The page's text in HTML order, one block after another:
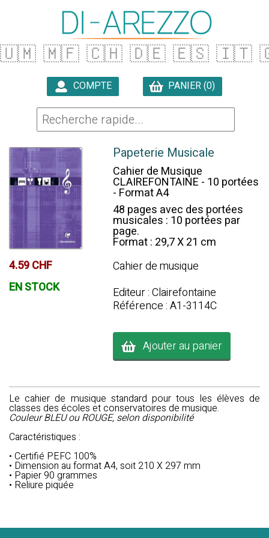
🇺🇲 🇲🇫 🇨🇭 🇩🇪 🇪🇸 🇮🇹
COMPTE PANIER (0)
4.59 CHF
EN STOCK
Papeterie Musicale
Cahier de Musique
CLAIREFONTAINE - 10 portées
- Format A4
48 pages avec des portées
musicales : 10 portées par
page.
Format : 29,7 X 21 cm
Cahier de musique
Editeur : Clairefontaine
Référence : A1-3114C
Ajouter au panier
Le cahier de musique standard pour tous les élèves de
classes des écoles et conservatoires de musique.
Couleur BLEU ou ROUGE, selon disponibilité
Caractéristiques :
• Certifié PEFC 100%
• Dimension au format A4, soit 210 X 297 mm
• Papier 90 grammes
• Reliure piquée